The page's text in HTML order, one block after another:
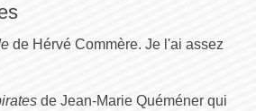
de Hérvé Commère. Je l'ai assez
de Jean-Marie Quéméner qui